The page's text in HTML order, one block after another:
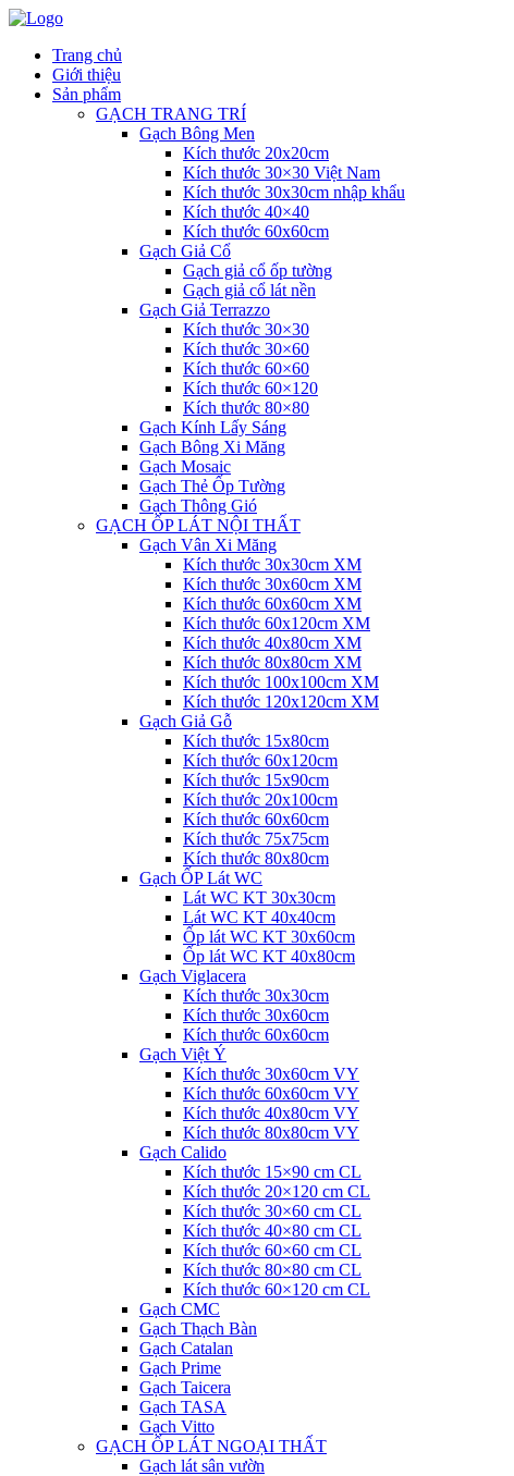
Trang chủ
Giới thiệu
Sản phẩm
GẠCH TRANG TRÍ
Gạch Bông Men
Kích thước 20x20cm
Kích thước 30×30 Việt Nam
Kích thước 30x30cm nhập khẩu
Kích thước 40×40
Kích thước 60x60cm
Gạch Giả Cổ
Gạch giả cổ ốp tường
Gạch giả cổ lát nền
Gạch Giả Terrazzo
Kích thước 30×30
Kích thước 30×60
Kích thước 60×60
Kích thước 60×120
Kích thước 80×80
Gạch Kính Lấy Sáng
Gạch Bông Xi Măng
Gạch Mosaic
Gạch Thẻ Ốp Tường
Gạch Thông Gió
GẠCH ỐP LÁT NỘI THẤT
Gạch Vân Xi Măng
Kích thước 30x30cm XM
Kích thước 30x60cm XM
Kích thước 60x60cm XM
Kích thước 60x120cm XM
Kích thước 40x80cm XM
Kích thước 80x80cm XM
Kích thước 100x100cm XM
Kích thước 120x120cm XM
Gạch Giả Gỗ
Kích thước 15x80cm
Kích thước 60x120cm
Kích thước 15x90cm
Kích thước 20x100cm
Kích thước 60x60cm
Kích thước 75x75cm
Kích thước 80x80cm
Gạch ỐP Lát WC
Lát WC KT 30x30cm
Lát WC KT 40x40cm
Ốp lát WC KT 30x60cm
Ốp lát WC KT 40x80cm
Gạch Viglacera
Kích thước 30x30cm
Kích thước 30x60cm
Kích thước 60x60cm
Gạch Việt Ý
Kích thước 30x60cm VY
Kích thước 60x60cm VY
Kích thước 40x80cm VY
Kích thước 80x80cm VY
Gạch Calido
Kích thước 15×90 cm CL
Kích thước 20×120 cm CL
Kích thước 30×60 cm CL
Kích thước 40×80 cm CL
Kích thước 60×60 cm CL
Kích thước 80×80 cm CL
Kích thước 60×120 cm CL
Gạch CMC
Gạch Thạch Bàn
Gạch Catalan
Gạch Prime
Gạch Taicera
Gạch TASA
Gạch Vitto
GẠCH ỐP LÁT NGOẠI THẤT
Gạch lát sân vườn